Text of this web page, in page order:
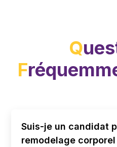
Q
F
Suis-je un candidat
remodelage corporel